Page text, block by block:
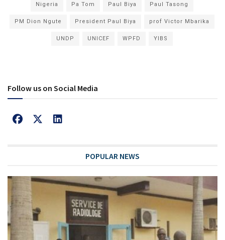
Nigeria Pa Tom Paul Biya Paul Tasong
PM Dion Ngute President Paul Biya prof Victor Mbarika
UNDP UNICEF WPFD YIBS
Follow us on Social Media
POPULAR NEWS